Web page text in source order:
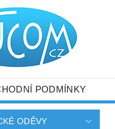
PODMÍNKY
ODĚVY